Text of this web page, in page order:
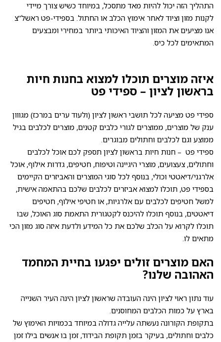
התהליך הזה יכול להיות מאד מתסכל, במיוחד כשיש צורך מיידי
לקנות מזון וציוד לאחר אימוץ הכלב או החתול. בספידי-פט ראשל"צ
אנו מציעים את המזון והציוד האיכותי ביותר במחירי ומבצעים
המתאימים לכל כיס.
איזה מוצרים תוכלו למצוא בחנות חיות
בראשון לציון – ספידי פט
ספידי פט מציעה לכל תושבי ראשון לציון (ולעוד ערים במרכז) מגווון
ענק של מוצרים, ממוצרים לגורי כלבים קטנים, מוצרים לכלבים בגיל
ממוצע וגם לכלבים וחתולים מבוגרים.
ספידי פט – חנות חיות בראשון לציון תספק לכם אוכל לכלבים
וחתולים, צעצועים, מוצרי היגיינה וטיפוח, חטיפים, גדרות אילוף, אוכל
אלרגני/דיאטטי וכולי, בנוסף לכל סוגי המוצרים והאביזרים הקיימים
בספידי פט, תוכלו למצוא אביזרים לכלבים שלכם בהתאמה אישית,
למשל חטיפים לכלבים עם אלרגיות, או חטיפי אילוף, חטיפים
דיאטטים, בנוסף תוכלו להיכנס לקטגורית התאמת סוג האוכל, שבו
תוכלו לקרוא על הכלב שלכם את כל המידע ולדעת איזה סוג מזון הכי
מתאים לו.
האם מוצרים זולים יפגעו בחיית המחמד
האהובה שלנו?
עוד נתון ראוי לציון הינה העובדה שראשון לציון הינה העיר השנייה
בארץ על כמות הכלבים המחוסנים.
בתקופת הקורונה נעשתה עלייה גדולה במיוחד בכמויות האימוץ של
כלבים וחתולים, בעיקר בזמן תקופת הבידוד, זמן בו אנשים בילו זמן